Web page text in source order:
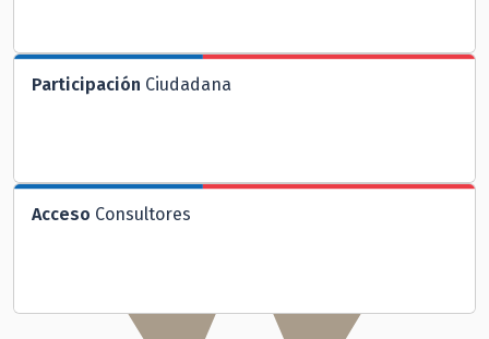
Participación Ciudadana
Acceso Consultores